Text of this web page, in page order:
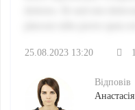
25.08.2023 13:20
Відповів